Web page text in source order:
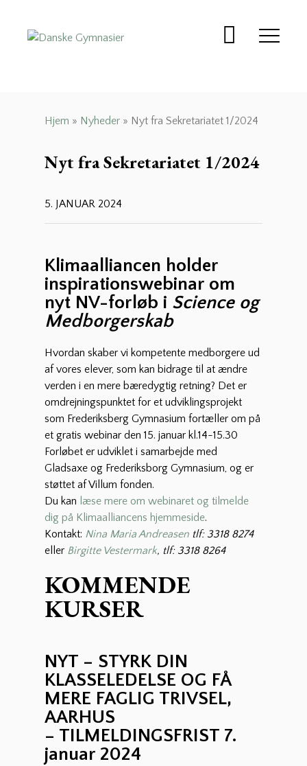
Hjem » Nyheder» Nyt fra Sekretariatet 1/2024
Nyt fra Sekretariatet 1/2024
5. JANUAR 2024
Klimaalliancen holder
inspirationswebinar om
nyt NV-forløb i Science og
Medborgerskab
Hvordan skaber vi kompetente medborgere ud
af vores elever, som kan bidrage til at ændre
verden i en mere bæredygtig retning? Det er
omdrejningspunktet for et udviklingsprojekt
som Frederiksberg Gymnasium fortæller om på
et gratis webinar den 15. januar kl.14-15.30
Forløbet er udviklet i samarbejde med
Gladsaxe og Frederiksborg Gymnasium, og er
støttet af Villum fonden.
Du kan læse mere om webinaret og tilmelde
dig på Klimaalliancens hjemmeside.
Kontakt: Nina Maria Andreasentlf: 3318 8274
eller Birgitte Vestermark, tlf: 3318 8264
KOMMENDE
KURSER
NYT – STYRK DIN
KLASSELEDELSE OG FÅ
MERE FAGLIG TRIVSEL,
AARHUS
– TILMELDINGSFRIST 7.
januar 2024